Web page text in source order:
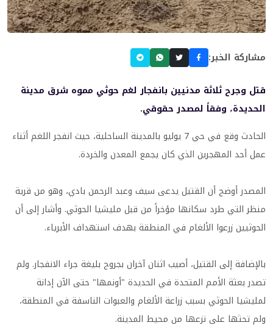
مشاركة الخبر:
قتل وجرح ثلاثة مدنيين بانفجار لغم حوثي مموه شرق مدينة
الحديدة، وفقاً لمصدر حقوقي.
الحادث وقع في حي 7 يوليو بالمدينة الساحلية، حيث انفجر اللغم أثناء
عمل أحد المهجرين الذي كان يجمع المعدن والخردة.
المصدر أوضح أن القتيل يدعى سيف وعبد الرحمن بادي، وهو من قرية
منظر التي طرد سكانها مؤخراً من قبل مليشيا الحوثي. وأشار إلى أن
الحوثيين زرعوا الألغام في المنطقة بهدف استهداف الأبرياء.
بالإضافة إلى القتيل، أصيب اثنان آخران بجروح بليغة جراء الانفجار. ولم
تصدر بعثة الأمم المتحدة في الحديدة "أونمها" حتى الآن إدانة
لمليشيا الحوثي بسبب زراعة الألغام والعبوات الناسفة في المنطقة،
ولم تحثها على نزعها من محيط المدينة.